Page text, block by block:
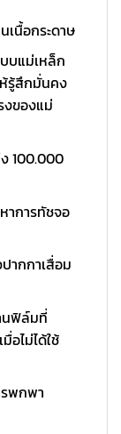
นื้อกระดาษ
บแม่เหล็ก
รู้สึกมั่นคง
งของแม่
100.000
าการทัชจอ
ากกาเสื่อม
นฟิล์มที่
อไม่ได้ใช้
พกพา